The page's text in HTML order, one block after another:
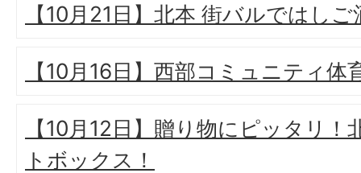
【10月21日】北本 街バルではしご
【10月16日】西部コミュニティ体
【10月12日】贈り物にピッタリ
トボックス！